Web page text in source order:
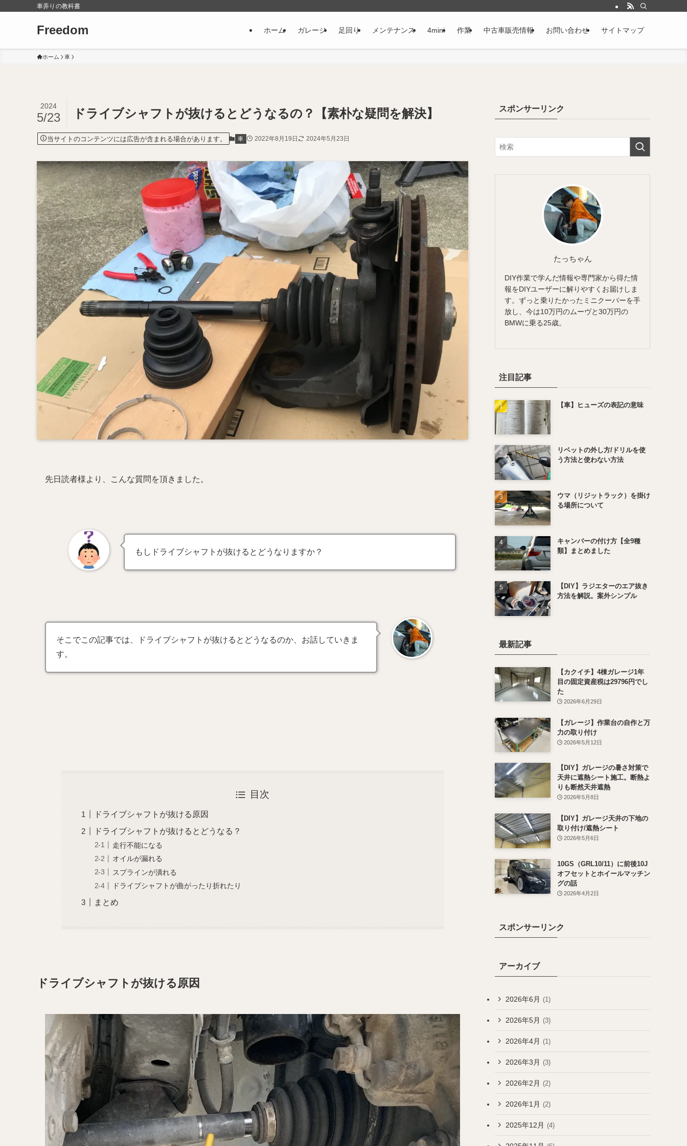
車弄りの教科書
Freedom ホーム ガレージ 足回り メンテナンス 4mini 作業 中古車販売情報 お問い合わせ サイトマップ
ホーム 車
ドライブシャフトが抜けるとどうなるの？【素朴な疑問を解決】
2024
5/23
当サイトのコンテンツには広告が含まれる場合があります。 車 2022年8月19日 2024年5月23日
先日読者様より、こんな質問を頂きました。
もしドライブシャフトが抜けるとどうなりますか？
そこでこの記事では、ドライブシャフトが抜けるとどうなるのか、お話していきま
す。
目次
ドライブシャフトが抜ける原因
ドライブシャフトが抜けるとどうなる？
走行不能になる
オイルが漏れる
スプラインが潰れる
ドライブシャフトが曲がったり折れたり
まとめ
ドライブシャフトが抜ける原因
スポンサーリンク
たっちゃん
DIY作業で学んだ情報や専門家から得た情
報をDIYユーザーに解りやすくお届けしま
す。ずっと乗りたかったミニクーパーを手
放し、今は10万円のムーヴと30万円の
BMWに乗る25歳。
注目記事
【車】ヒューズの表記の意味
リベットの外し方/ドリルを使
う方法と使わない方法
ウマ（リジットラック）を掛け
る場所について
キャンバーの付け方【全9種
類】まとめました
【DIY】ラジエターのエア抜き
方法を解説。案外シンプル
最新記事
【カクイチ】4棟ガレージ1年
目の固定資産税は29796円でし
た
2026年6月29日
【ガレージ】作業台の自作と万
力の取り付け
2026年5月12日
【DIY】ガレージの暑さ対策で
天井に遮熱シート施工。断熱よ
りも断然天井遮熱
2026年5月8日
【DIY】ガレージ天井の下地の
取り付け/遮熱シート
2026年5月6日
10GS（GRL10/11）に前後10J
オフセットとホイールマッチン
グの話
2026年4月2日
スポンサーリンク
アーカイブ
2026年6月 (1)
2026年5月 (3)
2026年4月 (1)
2026年3月 (3)
2026年2月 (2)
2026年1月 (2)
2025年12月 (4)